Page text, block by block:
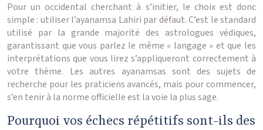
Pour un occidental cherchant à s’initier, le choix est donc
simple : utiliser l’ayanamsa Lahiri par défaut. C’est le standard
utilisé par la grande majorité des astrologues védiques,
garantissant que vous parlez le même « langage » et que les
interprétations que vous lirez s’appliqueront correctement à
votre thème. Les autres ayanamsas sont des sujets de
recherche pour les praticiens avancés, mais pour commencer,
s’en tenir à la norme officielle est la voie la plus sage.
Pourquoi vos échecs répétitifs sont-ils des